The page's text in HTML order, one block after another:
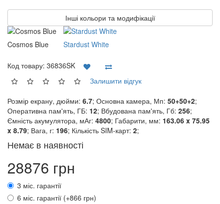
Інші кольори та модифікації
Cosmos Blue Stardust White
Код товару: 36836SK
Залишити відгук
Розмір екрану, дюйми: 6.7; Основна камера, Мп: 50+50+2;
Оперативна пам'ять, ГБ: 12; Вбудована пам'ять, Гб: 256;
Ємність акумулятора, мАг: 4800; Габарити, мм: 163.06 x 75.95
x 8.79; Вага, г: 196; Кількість SIM-карт: 2;
Немає в наявності
28876 грн
3 міс. гарантії
6 міс. гарантії (+866 грн)